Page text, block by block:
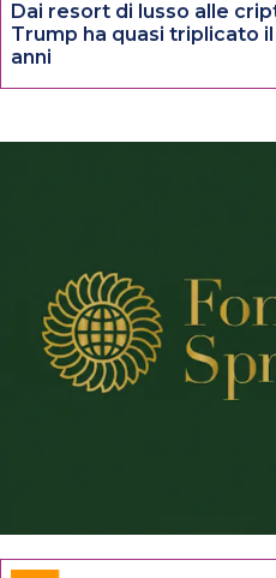
Dai resort di lusso alle
Trump ha quasi triplicato
anni